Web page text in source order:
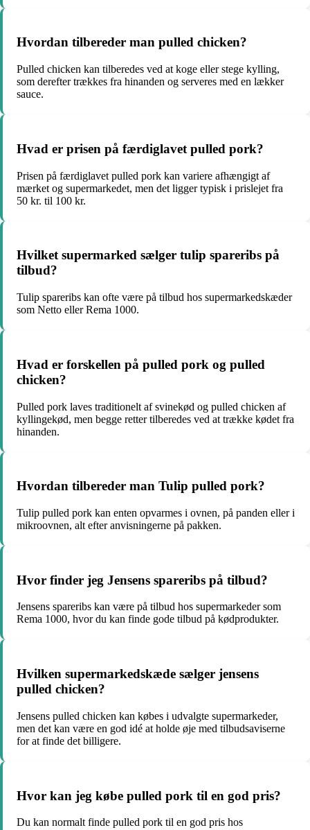
Hvordan tilbereder man pulled chicken?
Pulled chicken kan tilberedes ved at koge eller stege kylling,
som derefter trækkes fra hinanden og serveres med en lækker
sauce.
Hvad er prisen på færdiglavet pulled pork?
Prisen på færdiglavet pulled pork kan variere afhængigt af
mærket og supermarkedet, men det ligger typisk i prislejet fra
50 kr. til 100 kr.
Hvilket supermarked sælger tulip spareribs på
tilbud?
Tulip spareribs kan ofte være på tilbud hos supermarkedskæder
som Netto eller Rema 1000.
Hvad er forskellen på pulled pork og pulled
chicken?
Pulled pork laves traditionelt af svinekød og pulled chicken af
kyllingekød, men begge retter tilberedes ved at trække kødet fra
hinanden.
Hvordan tilbereder man Tulip pulled pork?
Tulip pulled pork kan enten opvarmes i ovnen, på panden eller i
mikroovnen, alt efter anvisningerne på pakken.
Hvor finder jeg Jensens spareribs på tilbud?
Jensens spareribs kan være på tilbud hos supermarkeder som
Rema 1000, hvor du kan finde gode tilbud på kødprodukter.
Hvilken supermarkedskæde sælger jensens
pulled chicken?
Jensens pulled chicken kan købes i udvalgte supermarkeder,
men det kan være en god idé at holde øje med tilbudsaviserne
for at finde det billigere.
Hvor kan jeg købe pulled pork til en god pris?
Du kan normalt finde pulled pork til en god pris hos